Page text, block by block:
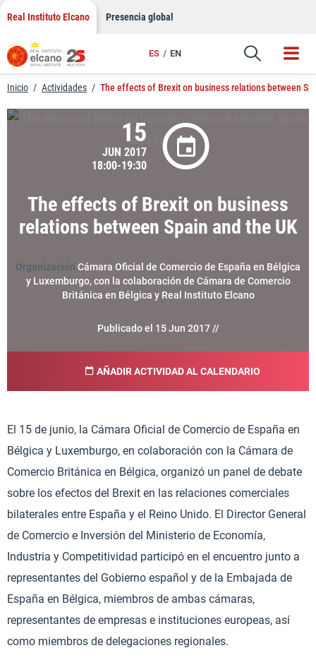
Saltar
contenido
Real Instituto Elcano Presencia global
ES EN
Enlace
Inicio / Actividades / The effects of Brexit on business relations between
The effects of Brexit on business
relations between Spain and the UK
15
JUN 2017
18:00-19:30
Organización Cámara Oficial de Comercio de España en Bélgica
y Luxemburgo, con la colaboración de Cámara de Comercio
Británica en Bélgica y Real Instituto Elcano
Publicado el 15 Jun 2017 //
AÑADIR ACTIVIDAD AL CALENDARIO
El 15 de junio, la Cámara Oficial de Comercio de España en
Bélgica y Luxemburgo, en colaboración con la Cámara de
Comercio Británica en Bélgica, organizó un panel de debate
sobre los efectos del Brexit en las relaciones comerciales
bilaterales entre España y el Reino Unido. El Director General
de Comercio e Inversión del Ministerio de Economía,
Industria y Competitividad participó en el encuentro junto a
representantes del Gobierno español y de la Embajada de
España en Bélgica, miembros de ambas cámaras,
representantes de empresas e instituciones europeas, así
como miembros de delegaciones regionales.